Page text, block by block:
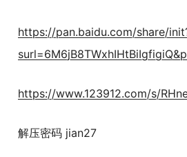
https://pan.baidu.com/share/
https://www.123912.com/s/
解压密码 jian27